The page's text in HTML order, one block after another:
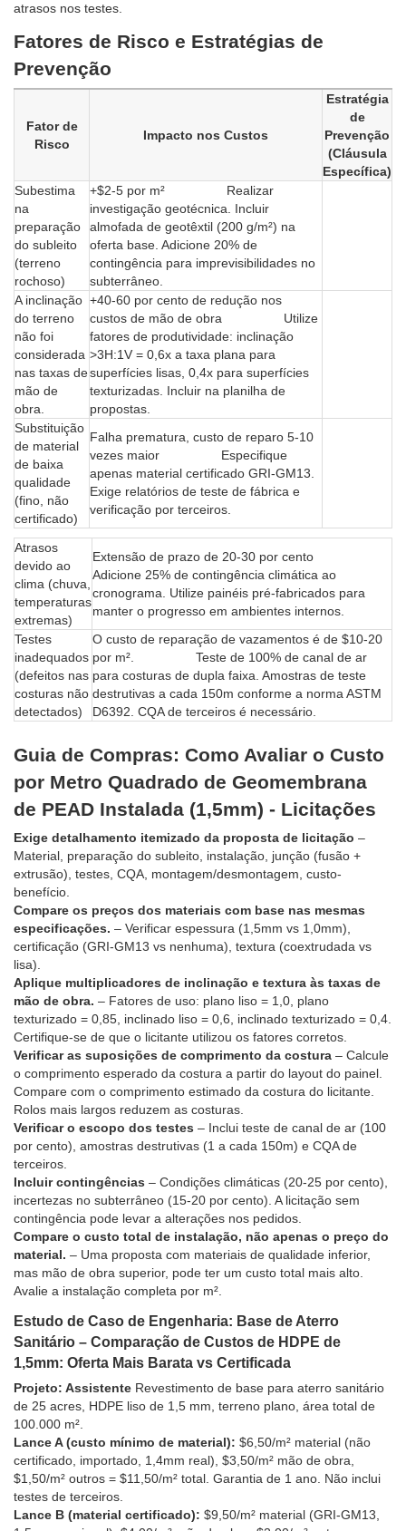
atrasos nos testes.
Fatores de Risco e Estratégias de
Prevenção
Fator de
Risco
Impacto nos Custos
Estratégia
de
Prevenção
(Cláusula
Específica)
Subestima
na
preparação
do subleito
(terreno
rochoso)
+$2-5 por m² Realizar
investigação geotécnica. Incluir
almofada de geotêxtil (200 g/m²) na
oferta base. Adicione 20% de
contingência para imprevisibilidades no
subterrâneo.
A inclinação
do terreno
não foi
considerada
nas taxas de
mão de
obra.
+40-60 por cento de redução nos
custos de mão de obra Utilize
fatores de produtividade: inclinação
>3H:1V = 0,6x a taxa plana para
superfícies lisas, 0,4x para superfícies
texturizadas. Incluir na planilha de
propostas.
Substituição
de material
de baixa
qualidade
(fino, não
certificado)
Falha prematura, custo de reparo 5-10
vezes maior Especifique
apenas material certificado GRI-GM13.
Exige relatórios de teste de fábrica e
verificação por terceiros.
Atrasos
devido ao
clima (chuva,
temperaturas
extremas)
Extensão de prazo de 20-30 por cento
Adicione 25% de contingência climática ao
cronograma. Utilize painéis pré-fabricados para
manter o progresso em ambientes internos.
Testes
inadequados
(defeitos nas
costuras não
detectados)
O custo de reparação de vazamentos é de $10-20
por m². Teste de 100% de canal de ar
para costuras de dupla faixa. Amostras de teste
destrutivas a cada 150m conforme a norma ASTM
D6392. CQA de terceiros é necessário.
Guia de Compras: Como Avaliar o Custo
por Metro Quadrado de Geomembrana
de PEAD Instalada (1,5mm) - Licitações
Exige detalhamento itemizado da proposta de licitação –
Material, preparação do subleito, instalação, junção (fusão +
extrusão), testes, CQA, montagem/desmontagem, custo-
benefício.
Compare os preços dos materiais com base nas mesmas
especificações. – Verificar espessura (1,5mm vs 1,0mm),
certificação (GRI-GM13 vs nenhuma), textura (coextrudada vs
lisa).
Aplique multiplicadores de inclinação e textura às taxas de
mão de obra. – Fatores de uso: plano liso = 1,0, plano
texturizado = 0,85, inclinado liso = 0,6, inclinado texturizado = 0,4.
Certifique-se de que o licitante utilizou os fatores corretos.
Verificar as suposições de comprimento da costura – Calcule
o comprimento esperado da costura a partir do layout do painel.
Compare com o comprimento estimado da costura do licitante.
Rolos mais largos reduzem as costuras.
Verificar o escopo dos testes – Inclui teste de canal de ar (100
por cento), amostras destrutivas (1 a cada 150m) e CQA de
terceiros.
Incluir contingências – Condições climáticas (20-25 por cento),
incertezas no subterrâneo (15-20 por cento). A licitação sem
contingência pode levar a alterações nos pedidos.
Compare o custo total de instalação, não apenas o preço do
material. – Uma proposta com materiais de qualidade inferior,
mas mão de obra superior, pode ter um custo total mais alto.
Avalie a instalação completa por m².
Estudo de Caso de Engenharia: Base de Aterro
Sanitário – Comparação de Custos de HDPE de
1,5mm: Oferta Mais Barata vs Certificada
Projeto: Assistente Revestimento de base para aterro sanitário
de 25 acres, HDPE liso de 1,5 mm, terreno plano, área total de
100.000 m².
Lance A (custo mínimo de material): $6,50/m² material (não
certificado, importado, 1,4mm real), $3,50/m² mão de obra,
$1,50/m² outros = $11,50/m² total. Garantia de 1 ano. Não inclui
testes de terceiros.
Lance B (material certificado): $9,50/m² material (GRI-GM13,